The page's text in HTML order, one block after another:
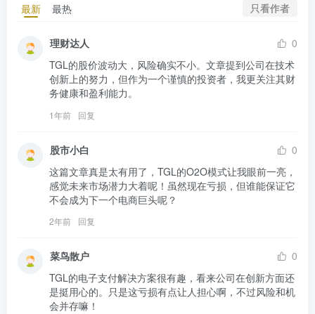
最新 最热 只看作者
理财达人
0
TGL的股价波动大，风险确实不小。文章提到公司在技术
创新上的努力，但作为一个谨慎的投资者，我更关注其财
务健康和盈利能力。
1年前 回复
股市小白
0
这篇文章真是太有用了，TGL的O2O模式让我眼前一亮，
感觉未来市场潜力大着呢！虽然现在亏损，但谁能保证它
不会成为下一个电商巨头呢？
2年前 回复
菜鸟散户
0
TGL的电子支付解决方案很有趣，看来公司在创新方面还
是挺用心的。只是这亏损有点让人担心啊，不过风险和机
会并存嘛！